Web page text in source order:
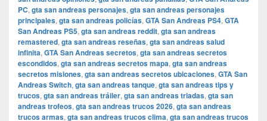
PC, gta san andreas personajes, gta san andreas personajes
principales, gta san andreas policías, GTA San Andreas PS4, GTA
San Andreas PS5, gta san andreas reddit, gta san andreas
remastered, gta san andreas reseñas, gta san andreas salud
infinita, GTA San Andreas secretos, gta san andreas secretos
escondidos, gta san andreas secretos mapa, gta san andreas
secretos misiones, gta san andreas secretos ubicaciones, GTA San
Andreas Switch, gta san andreas tanque, gta san andreas tips y
trucos, gta san andreas tráiler, gta san andreas triadas, gta san
andreas trofeos, gta san andreas trucos 2026, gta san andreas
trucos armas, gta san andreas trucos clima, gta san andreas trucos